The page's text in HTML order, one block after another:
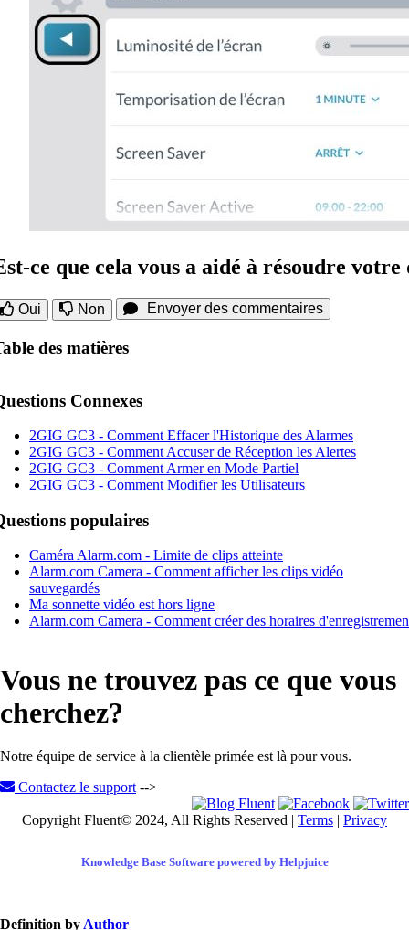
ce que cela vous a aidé à résoudre votre
Oui Non Envoyer des commentaires
des matières
Connexes
2GIG GC3 - Comment Effacer l'Historique des Alarmes
2GIG GC3 - Comment Accuser de Réception les Alertes
2GIG GC3 - Comment Armer en Mode Partiel
2GIG GC3 - Comment Modifier les Utilisateurs
populaires
Caméra Alarm.com - Limite de clips atteinte
Alarm.com Camera - Comment afficher les clips vidéo
sauvegardés
Ma sonnette vidéo est hors ligne
Alarm.com Camera - Comment créer des horaires
Vous ne trouvez pas ce que vous
cherchez?
Notre équipe de service à la clientèle primée est là pour vous.
Contactez le support-->
Copyright Fluent© 2024, All Rights Reserved | Terms | Privacy
Knowledge Base Software powered by Helpjuice
Definition by Author